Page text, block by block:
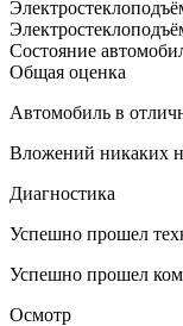
Состояние
Общая оценка
Автомобиль в
Вложений никаких
Диагностика
Успешно прошел
Успешно прошел
Осмотр